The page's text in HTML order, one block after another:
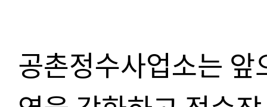
공촌정수사업소는